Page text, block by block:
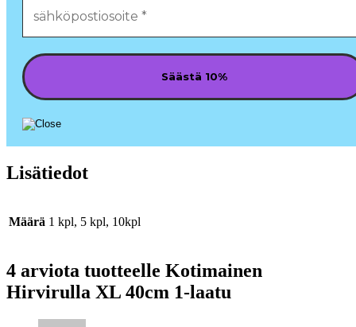
Lisätiedot
Määrä 1 kpl, 5 kpl, 10kpl
4 arviota tuotteelle Kotimainen
Hirvirulla XL 40cm 1-laatu